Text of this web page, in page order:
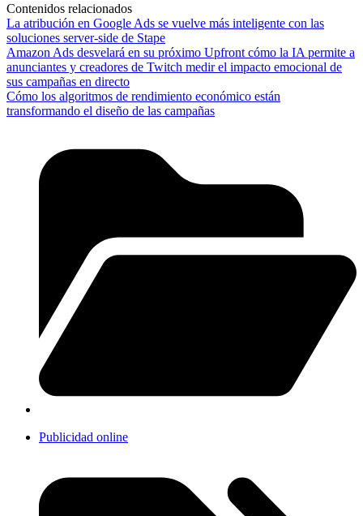
Contenidos relacionados
La atribución en Google Ads se vuelve más inteligente con las
soluciones server-side de Stape
Amazon Ads desvelará en su próximo Upfront cómo la IA permite a
anunciantes y creadores de Twitch medir el impacto emocional de
sus campañas en directo
Cómo los algoritmos de rendimiento económico están
transformando el diseño de las campañas
Publicidad online